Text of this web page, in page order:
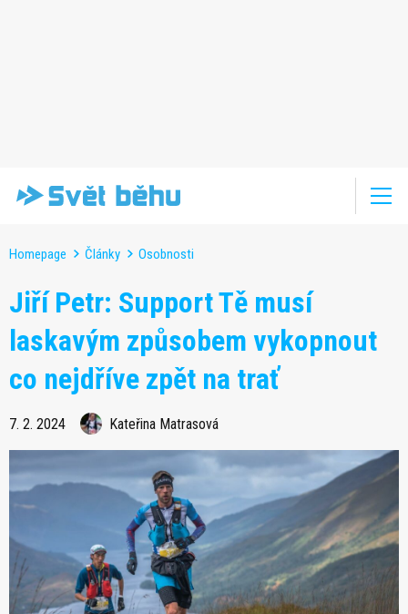
Homepage Články Osobnosti
Jiří Petr: Support Tě musí
laskavým způsobem vykopnout
co nejdříve zpět na trať
7. 2. 2024 Kateřina Matrasová